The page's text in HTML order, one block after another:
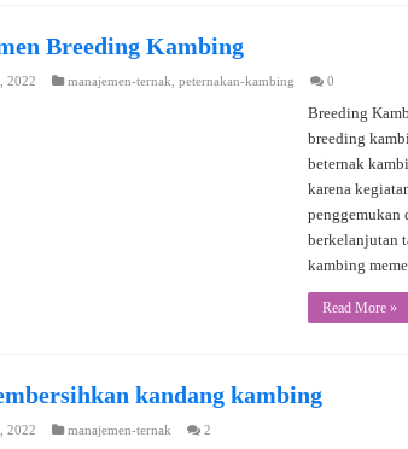
Breeding Kambing
2022 manajemen-ternak peternakan-kambing 0
Breeding
breeding
beternak
karena
penggemukan
berkelanjutan
kambing
Read More »
kandang kambing
2022 manajemen-ternak 2